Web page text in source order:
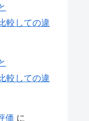
較しての違
較しての違
価 に